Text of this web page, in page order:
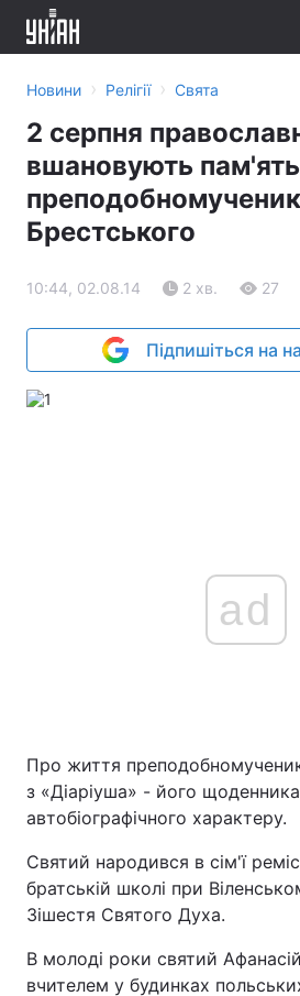
Новини › Релігії › Свята
2 серпня
вшановують пам'ять
Брестського
10:44, 02.08.14 2 хв. 27
Підпишіться на
ad
Про життя
з «Діаріуша» - його щоденника
автобіографічного характеру.
Святий народився в сім'ї
братській школі при
Зішестя Святого Духа.
В молоді роки святий
вчителем у будинках